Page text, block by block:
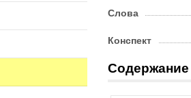
Слова
Конспект
Содержание